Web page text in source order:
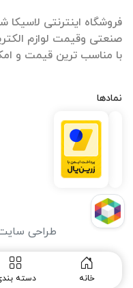
خانه دسته
فروشگاه اینترنتی
صنعتی وقیمت لوازم
با مناسب ترین قیمت و
نمادها
طراحی